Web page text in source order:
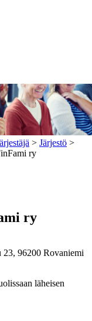
> Järjestö >
ry
ry
23, 96200 Rovaniemi
läheisen